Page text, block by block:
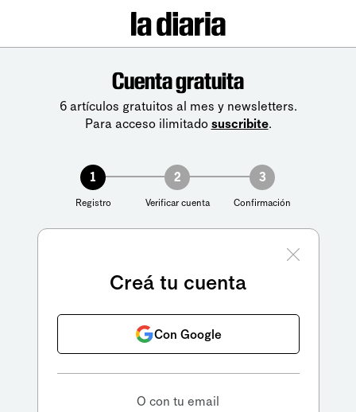
Cuenta gratuita
6 artículos gratuitos al mes y newsletters.
Para acceso ilimitado suscribite.
1
Registro
2
Verificar cuenta
3
Confirmación
Creá tu cuenta
Con Google
O con tu email